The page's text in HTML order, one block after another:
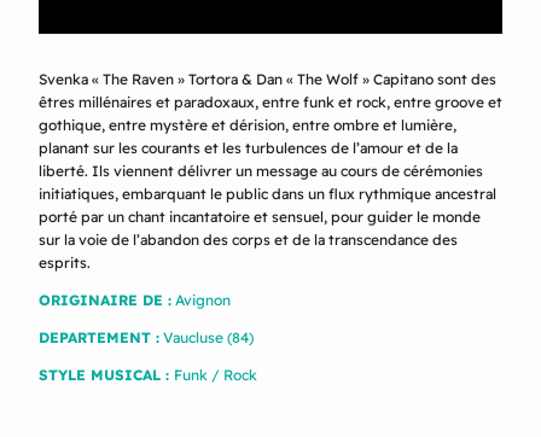
Svenka « The Raven » Tortora & Dan « The Wolf » Capitano sont des
êtres millénaires et paradoxaux, entre funk et rock, entre groove et
gothique, entre mystère et dérision, entre ombre et lumière,
planant sur les courants et les turbulences de l’amour et de la
liberté. Ils viennent délivrer un message au cours de cérémonies
initiatiques, embarquant le public dans un flux rythmique ancestral
porté par un chant incantatoire et sensuel, pour guider le monde
sur la voie de l’abandon des corps et de la transcendance des
esprits.
ORIGINAIRE DE : Avignon
DEPARTEMENT : Vaucluse (84)
STYLE MUSICAL : Funk / Rock